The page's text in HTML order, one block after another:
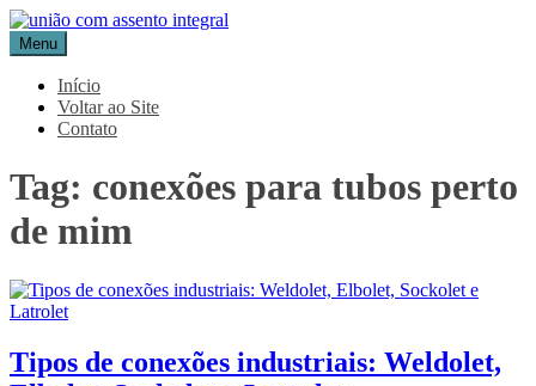
Pular
para
o
conteúdo
Blog Aceflan
Líder em Acessórios Industriais
Menu
Início
Voltar ao Site
Contato
Tag: conexões para tubos perto
de mim
Tipos de conexões industriais: Weldolet,